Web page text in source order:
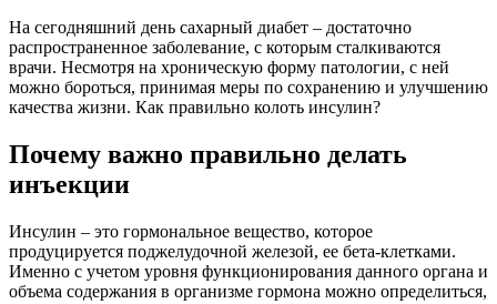
На сегодняшний день сахарный диабет – достаточно
распространенное заболевание, с которым сталкиваются
врачи. Несмотря на хроническую форму патологии, с ней
можно бороться, принимая меры по сохранению и улучшению
качества жизни. Как правильно колоть инсулин?
Почему важно правильно делать
инъекции
Инсулин – это гормональное вещество, которое
продуцируется поджелудочной железой, ее бета-клетками.
Именно с учетом уровня функционирования данного органа и
объема содержания в организме гормона можно определиться,